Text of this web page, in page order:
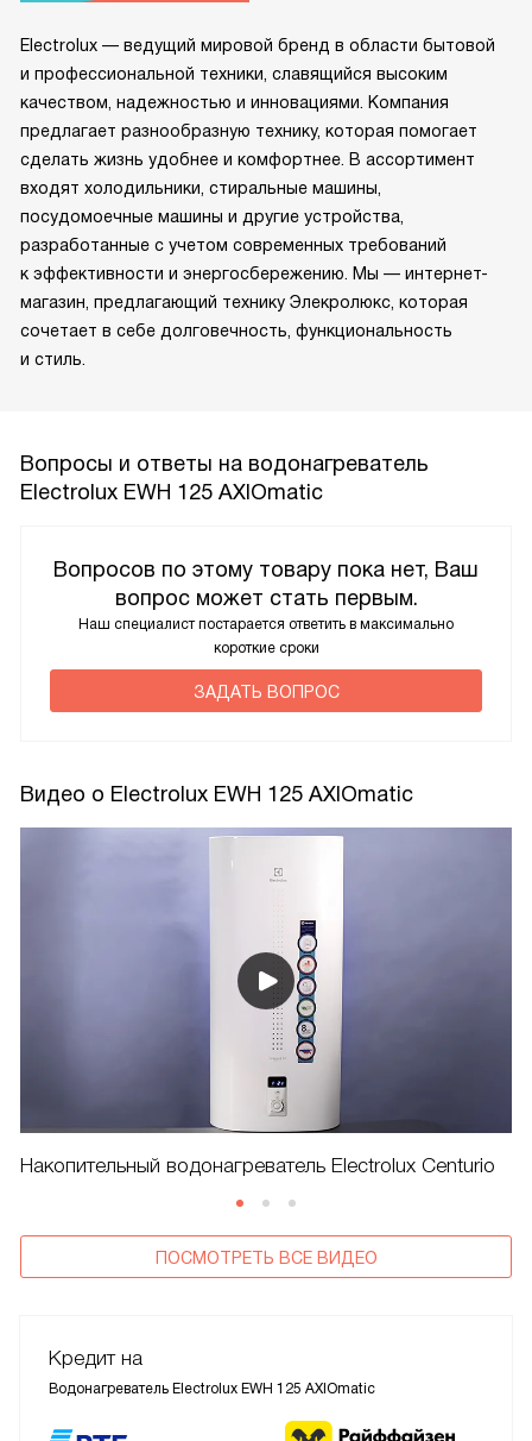
Electrolux — ведущий мировой бренд в области бытовой
и профессиональной техники, славящийся высоким
качеством, надежностью и инновациями. Компания
предлагает разнообразную технику, которая помогает
сделать жизнь удобнее и комфортнее. В ассортимент
входят холодильники, стиральные машины,
посудомоечные машины и другие устройства,
разработанные с учетом современных требований
к эффективности и энергосбережению. Мы — интернет-
магазин, предлагающий технику Элекролюкс, которая
сочетает в себе долговечность, функциональность
и стиль.
Вопросы и ответы на водонагреватель
Electrolux EWH 125 AXIOmatic
Вопросов по этому товару пока нет, Ваш
вопрос может стать первым.
Наш специалист постарается ответить в максимально
короткие сроки
ЗАДАТЬ ВОПРОС
Видео о Electrolux EWH 125 AXIOmatic
Накопительный водонагреватель Electrolux Centurio
ПОСМОТРЕТЬ ВСЕ ВИДЕО
Кредит на
Водонагреватель Electrolux EWH 125 AXIOmatic